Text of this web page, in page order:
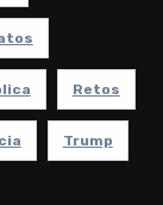
Retos
Trump